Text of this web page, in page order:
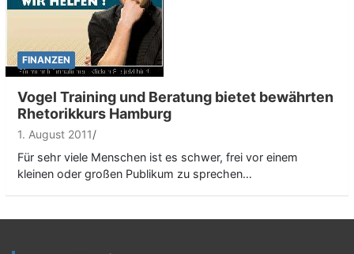
FINANZEN
Vogel Training und Beratung bietet bewährten
Rhetorikkurs Hamburg
1. August 2011
Für sehr viele Menschen ist es schwer, frei vor einem
kleinen oder großen Publikum zu sprechen…